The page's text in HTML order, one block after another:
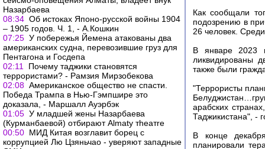
Назарбаева
08:34 Об истоках Японо-русской войны 1904
– 1905 годов. Ч. 1, - А.Кошкин
07:25 У побережья Йемена атакованы два
американских судна, перевозившие груз для
Пентагона и Госдепа
02:11
Почему таджики становятся
террористами? - Рамзия Мирзобекова
02:08 Американское общество не спасти.
Победа Трампа в Нью-Гэмпшире это
доказала, - Маршалл Ауэрбэк
01:05 У младшей жены Назарбаева
(Курманбаевой) отбирают Almaty тheaтre
00:50 МИД Китая возглавит борец с
коррупцией Лю Цзяньчао - уверяют западные
Как сообщали
подозрению в
26 человек.
В январе 2023
ликвидированы
также были
"Террористы
арабских
Таджикистана", -
В конце
планировали